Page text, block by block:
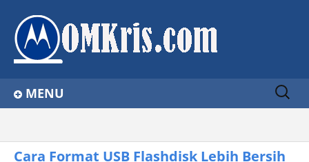
MENU
About
Sear
ch
Cara Format USB Flashdisk Lebih Bersih